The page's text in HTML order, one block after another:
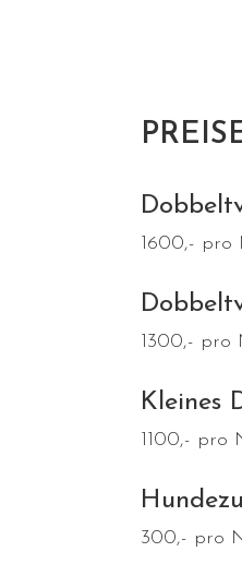
1600,- pro
1300,- pro
Kleines
1100,- pro
300,- pro